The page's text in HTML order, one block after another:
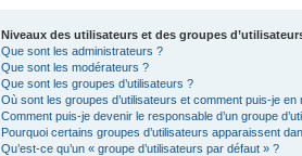
Niveaux des utilisateurs et des groupes
Que sont les administrateurs ?
Que sont les modérateurs ?
Que sont les groupes d’utilisateurs ?
Où sont les groupes d’utilisateurs et comment puis-je en
Comment puis-je devenir le responsable d’un groupe
Pourquoi certains groupes d’utilisateurs apparaissent
Qu’est-ce qu’un « groupe d’utilisateurs par défaut » ?